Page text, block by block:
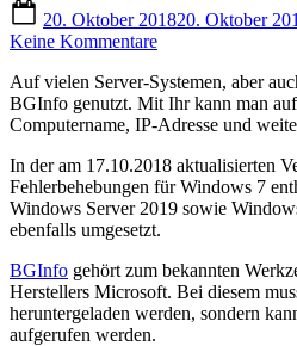
on
20. Oktober 201820. Oktober
Keine Kommentarezu
in
der
Version
erschienen
Auf vielen Server-Systemen, aber
BGInfo genutzt. Mit Ihr kann man
Computername, IP-Adresse und
In der am 17.10.2018 aktualisierten
Fehlerbehebungen für Windows 7
Windows Server 2019 sowie
ebenfalls umgesetzt.
BGInfo gehört zum bekannten
Herstellers Microsoft. Bei diesem
heruntergeladen werden, sondern
aufgerufen werden.